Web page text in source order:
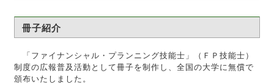
冊子紹介
「ファイナンシャル・プランニング技能士」（ＦＰ技能士）
制度の広報普及活動として冊子を制作し、全国の大学に無償で
頒布いたしました。